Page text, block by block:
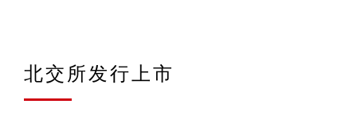
北交所发行上市